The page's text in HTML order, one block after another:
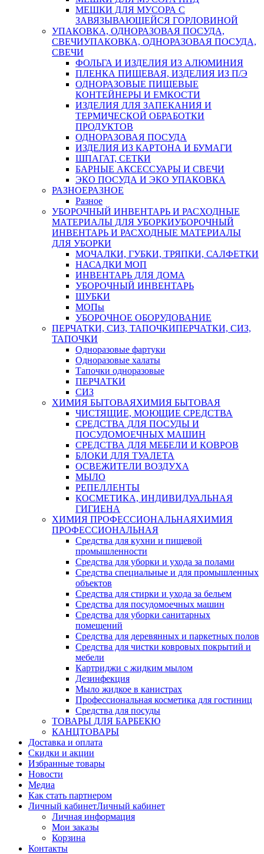
МЕШКИ ДЛЯ МУСОРА С
ЗАВЯЗЫВАЮЩЕЙСЯ ГОРЛОВИНОЙ
УПАКОВКА, ОДНОРАЗОВАЯ ПОСУДА,
СВЕЧИУПАКОВКА, ОДНОРАЗОВАЯ ПОСУДА,
СВЕЧИ
ФОЛЬГА И ИЗДЕЛИЯ ИЗ АЛЮМИНИЯ
ПЛЕНКА ПИЩЕВАЯ, ИЗДЕЛИЯ ИЗ П/Э
ОДНОРАЗОВЫЕ ПИЩЕВЫЕ
КОНТЕЙНЕРЫ И ЕМКОСТИ
ИЗДЕЛИЯ ДЛЯ ЗАПЕКАНИЯ И
ТЕРМИЧЕСКОЙ ОБРАБОТКИ
ПРОДУКТОВ
ОДНОРАЗОВАЯ ПОСУДА
ИЗДЕЛИЯ ИЗ КАРТОНА И БУМАГИ
ШПАГАТ, СЕТКИ
БАРНЫЕ АКСЕССУАРЫ И СВЕЧИ
ЭКО ПОСУДА И ЭКО УПАКОВКА
РАЗНОЕРАЗНОЕ
Разное
УБОРОЧНЫЙ ИНВЕНТАРЬ И РАСХОДНЫЕ
МАТЕРИАЛЫ ДЛЯ УБОРКИУБОРОЧНЫЙ
ИНВЕНТАРЬ И РАСХОДНЫЕ МАТЕРИАЛЫ
ДЛЯ УБОРКИ
МОЧАЛКИ, ГУБКИ, ТРЯПКИ, САЛФЕТКИ
НАСАДКИ МОП
ИНВЕНТАРЬ ДЛЯ ДОМА
УБОРОЧНЫЙ ИНВЕНТАРЬ
ШУБКИ
МОПы
УБОРОЧНОЕ ОБОРУДОВАНИЕ
ПЕРЧАТКИ, СИЗ, ТАПОЧКИПЕРЧАТКИ, СИЗ,
ТАПОЧКИ
Одноразовые фартуки
Одноразовые халаты
Тапочки одноразовые
ПЕРЧАТКИ
СИЗ
ХИМИЯ БЫТОВАЯХИМИЯ БЫТОВАЯ
ЧИСТЯЩИЕ, МОЮЩИЕ СРЕДСТВА
СРЕДСТВА ДЛЯ ПОСУДЫ И
ПОСУДОМОЕЧНЫХ МАШИН
СРЕДСТВА ДЛЯ МЕБЕЛИ И КОВРОВ
БЛОКИ ДЛЯ ТУАЛЕТА
ОСВЕЖИТЕЛИ ВОЗДУХА
МЫЛО
РЕПЕЛЛЕНТЫ
КОСМЕТИКА, ИНДИВИДУАЛЬНАЯ
ГИГИЕНА
ХИМИЯ ПРОФЕССИОНАЛЬНАЯХИМИЯ
ПРОФЕССИОНАЛЬНАЯ
Средства для кухни и пищевой
промышленности
Средства для уборки и ухода за полами
Средства специальные и для промышленных
объектов
Средства для стирки и ухода за бельем
Средства для посудомоечных машин
Средства для уборки санитарных
помещений
Средства для деревянных и паркетных полов
Средства для чистки ковровых покрытий и
мебели
Картриджи с жидким мылом
Дезинфекция
Мыло жидкое в канистрах
Профессиональная косметика для гостиниц
Средства для посуды
ТОВАРЫ ДЛЯ БАРБЕКЮ
КАНЦТОВАРЫ
Доставка и оплата
Скидки и акции
Избранные товары
Новости
Медиа
Как стать партнером
Личный кабинетЛичный кабинет
Личная информация
Мои заказы
Корзина
Контакты